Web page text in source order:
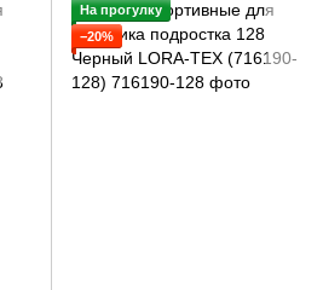
На прогулку
−20%